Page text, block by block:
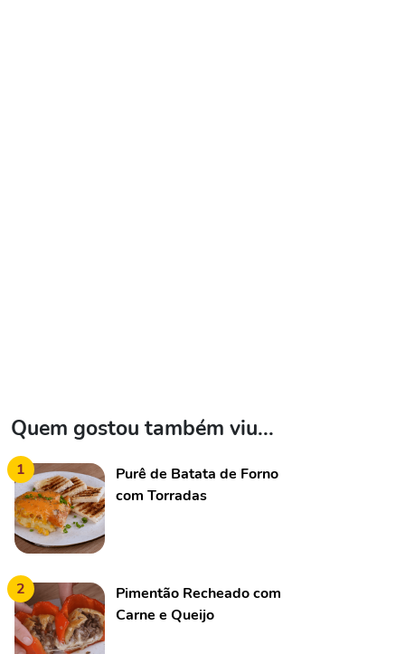
Quem gostou também viu...
1
Purê de Batata de Forno
com Torradas
2
Pimentão Recheado com
Carne e Queijo